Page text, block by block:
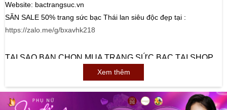
Website: bactrangsuc.vn
SĂN SALE 50% trang sức bạc Thái lan siêu độc đẹp tại :
https://zalo.me/g/bxavhk218
TẠI SAO BẠN CHỌN MUA TRANG SỨC BẠC TẠI SHOP
- Mỗi sản phẩm trang sức bạc của Bạc SQB đều được chế tác bởi
các nghệ nhân. Mỗi sản phẩm là 1 tác phẩm nghệ thuật.
Xem thêm